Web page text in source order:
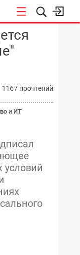
1167 прочтений
и ИТ
условий